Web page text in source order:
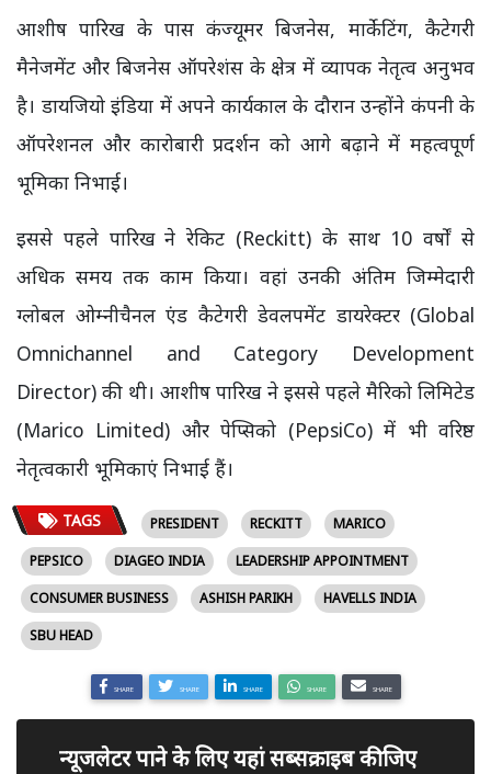
आशीष पारिख के पास कंज्यूमर बिजनेस, मार्केटिंग, कैटेगरी
मैनेजमेंट और बिजनेस ऑपरेशंस के क्षेत्र में व्यापक नेतृत्व अनुभव
है। डायजियो इंडिया में अपने कार्यकाल के दौरान उन्होंने कंपनी के
ऑपरेशनल और कारोबारी प्रदर्शन को आगे बढ़ाने में महत्वपूर्ण
भूमिका निभाई।
इससे पहले पारिख ने रेकिट (Reckitt) के साथ 10 वर्षों से
अधिक समय तक काम किया। वहां उनकी अंतिम जिम्मेदारी
ग्लोबल ओम्नीचैनल एंड कैटेगरी डेवलपमेंट डायरेक्टर (Global
Omnichannel and Category Development
Director) की थी। आशीष पारिख ने इससे पहले मैरिको लिमिटेड
(Marico Limited) और पेप्सिको (PepsiCo) में भी वरिष्ठ
नेतृत्वकारी भूमिकाएं निभाई हैं।
TAGS PRESIDENT RECKITT
MARICO
PEPSICO
DIAGEO INDIA
LEADERSHIP APPOINTMENT
CONSUMER BUSINESS
ASHISH PARIKH
HAVELLS INDIA
SBU HEAD
SHARE SHARE SHARE SHARE SHARE
न्यूजलेटर पाने के लिए यहां सब्सक्राइब कीजिए